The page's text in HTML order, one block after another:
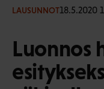
fLAUSUNNOT18.5.2020
Luonnos